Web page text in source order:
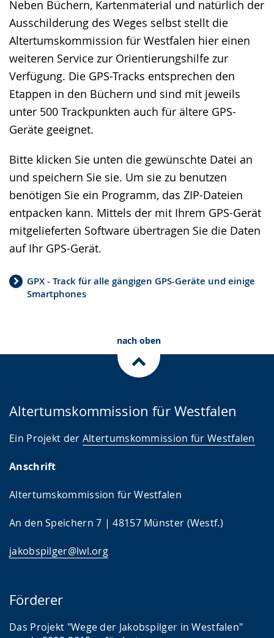
Neben Büchern, Kartenmaterial und natürlich der
Ausschilderung des Weges selbst stellt die
Altertumskommission für Westfalen hier einen
weiteren Service zur Orientierungshilfe zur
Verfügung. Die GPS-Tracks entsprechen den
Etappen in den Büchern und sind mit jeweils
unter 500 Trackpunkten auch für ältere GPS-
Geräte geeignet.
Bitte klicken Sie unten die gewünschte Datei an
und speichern Sie sie. Um sie zu benutzen
benötigen Sie ein Programm, das ZIP-Dateien
entpacken kann. Mittels der mit Ihrem GPS-Gerät
mitgelieferten Software übertragen Sie die Daten
auf Ihr GPS-Gerät.
GPX - Track für alle gängigen GPS-Geräte und einige
Smartphones
nach oben
Altertumskommission für Westfalen
Ein Projekt der Altertumskommission für Westfalen
Anschrift
Altertumskommission für Westfalen
An den Speichern 7 | 48157 Münster (Westf.)
jakobspilger@lwl.org
Förderer
Das Projekt "Wege der Jakobspilger in Westfalen"